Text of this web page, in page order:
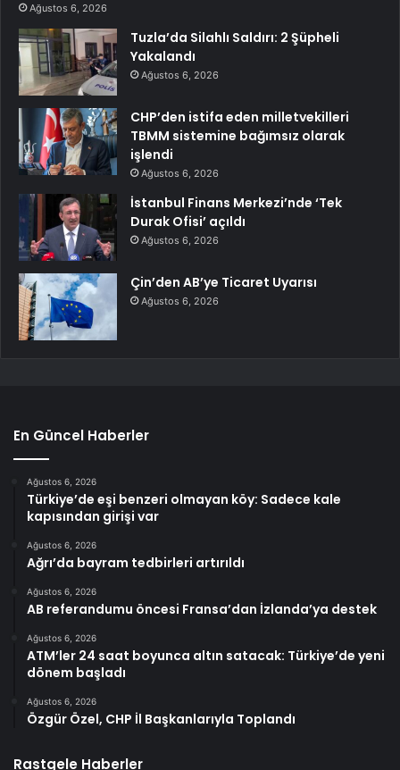
Ağustos 6, 2026
Tuzla’da Silahlı Saldırı: 2 Şüpheli
Yakalandı
Ağustos 6, 2026
CHP’den istifa eden milletvekilleri
TBMM sistemine bağımsız olarak
işlendi
Ağustos 6, 2026
İstanbul Finans Merkezi’nde ‘Tek
Durak Ofisi’ açıldı
Ağustos 6, 2026
Çin’den AB’ye Ticaret Uyarısı
Ağustos 6, 2026
En Güncel Haberler
Ağustos 6, 2026
Türkiye’de eşi benzeri olmayan köy: Sadece kale
kapısından girişi var
Ağustos 6, 2026
Ağrı’da bayram tedbirleri artırıldı
Ağustos 6, 2026
AB referandumu öncesi Fransa’dan İzlanda’ya destek
Ağustos 6, 2026
ATM’ler 24 saat boyunca altın satacak: Türkiye’de yeni
dönem başladı
Ağustos 6, 2026
Özgür Özel, CHP İl Başkanlarıyla Toplandı
Rastgele Haberler